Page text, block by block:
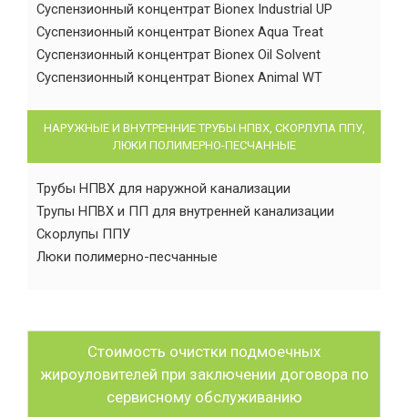
Суспензионный концентрат Bionex Industrial UP
Суспензионный концентрат Bionex Aqua Treat
Суспензионный концентрат Bionex Oil Solvent
Суспензионный концентрат Bionex Animal WT
НАРУЖНЫЕ И ВНУТРЕННИЕ ТРУБЫ НПВХ, СКОРЛУПА ППУ,
ЛЮКИ ПОЛИМЕРНО-ПЕСЧАННЫЕ
Трубы НПВХ для наружной канализации
Трупы НПВХ и ПП для внутренней канализации
Скорлупы ППУ
Люки полимерно-песчанные
Стоимость очистки подмоечных
жироуловителей при заключении договора по
сервисному обслуживанию